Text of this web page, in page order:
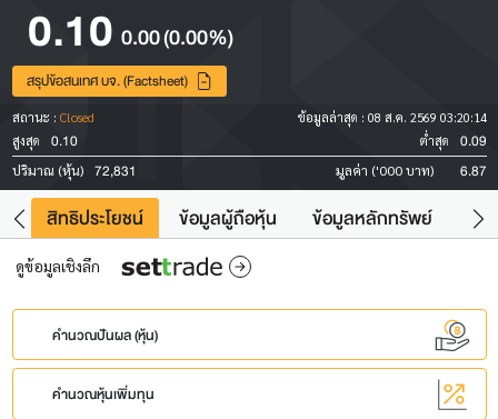
0.10 0.00(0.00%)
สรุปข้อสนเทศ บจ. (Factsheet)
สถานะ : Closed ข้อมูลล่าสุด : 08 ส.ค. 2569 03:20:14
สูงสุด
0.10 ต่ำสุด 0.09
ปริมาณ (หุ้น) 72,831 มูลค่า ('000 บาท) 6.87
สิทธิประโยชน์ ข้อมูลผู้ถือหุ้น ข้อมูลหลักทรัพย์
ดูข้อมูลเชิงลึก
คำนวณปันผล (หุ้น)
คำนวณหุ้นเพิ่มทุน